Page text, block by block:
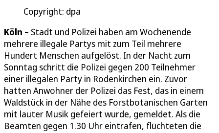
Copyright: dpa
Köln – Stadt und Polizei haben am Wochenende
mehrere illegale Partys mit zum Teil mehrere
Hundert Menschen aufgelöst. In der Nacht zum
Sonntag schritt die Polizei gegen 200 Teilnehmer
einer illegalen Party in Rodenkirchen ein. Zuvor
hatten Anwohner der Polizei das Fest, das in einem
Waldstück in der Nähe des Forstbotanischen Garten
mit lauter Musik gefeiert wurde, gemeldet. Als die
Beamten gegen 1.30 Uhr eintrafen, flüchteten die